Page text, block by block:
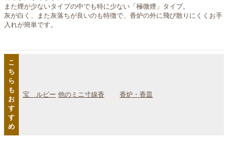
また煙が少ないタイプの中でも特に少ない「極微煙」タイプ。
灰が白く、また灰落ちが良いのも特徴で、香炉の外に飛び散りにくくお手
入れが簡単です。
こ
ち
ら
も
お
す
す
め
宝 ルビー 他のミニ寸線香 香炉・香皿